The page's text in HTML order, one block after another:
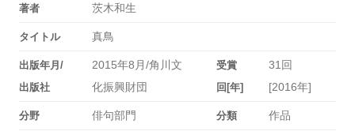
著者 茨木和生
タイトル 真鳥
出版年月/
出版社
2015年8月/角川文
化振興財団
受賞
回[年]
31回
[2016年]
分野 俳句部門 分類 作品